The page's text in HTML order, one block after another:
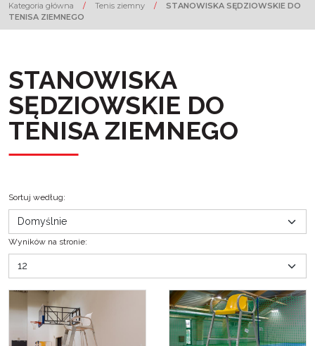
Kategoria główna / Tenis ziemny /
STANOWISKA SĘDZIOWSKIE DO
TENISA ZIEMNEGO
STANOWISKA
SĘDZIOWSKIE DO
TENISA ZIEMNEGO
Sortuj według:
Wyników na stronie: